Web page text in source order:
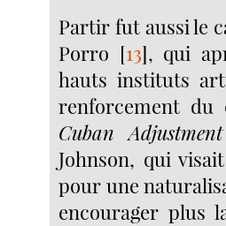
Partir fut aussi le
Porro [13], qui
hauts instituts
renforcement du
Cuban
Johnson, qui
pour une
encourager plus